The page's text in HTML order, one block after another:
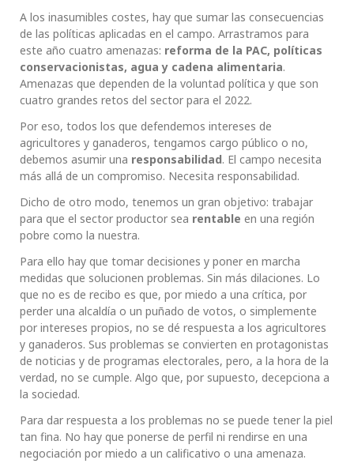
A los inasumibles costes, hay que sumar las consecuencias
de las políticas aplicadas en el campo. Arrastramos para
este año cuatro amenazas: reforma de la PAC, políticas
conservacionistas, agua y cadena alimentaria.
Amenazas que dependen de la voluntad política y que son
cuatro grandes retos del sector para el 2022.
Por eso, todos los que defendemos intereses de
agricultores y ganaderos, tengamos cargo público o no,
debemos asumir una responsabilidad. El campo necesita
más allá de un compromiso. Necesita responsabilidad.
Dicho de otro modo, tenemos un gran objetivo: trabajar
para que el sector productor sea rentable en una región
pobre como la nuestra.
Para ello hay que tomar decisiones y poner en marcha
medidas que solucionen problemas. Sin más dilaciones. Lo
que no es de recibo es que, por miedo a una crítica, por
perder una alcaldía o un puñado de votos, o simplemente
por intereses propios, no se dé respuesta a los agricultores
y ganaderos. Sus problemas se convierten en protagonistas
de noticias y de programas electorales, pero, a la hora de la
verdad, no se cumple. Algo que, por supuesto, decepciona a
la sociedad.
Para dar respuesta a los problemas no se puede tener la piel
tan fina. No hay que ponerse de perfil ni rendirse en una
negociación por miedo a un calificativo o una amenaza.